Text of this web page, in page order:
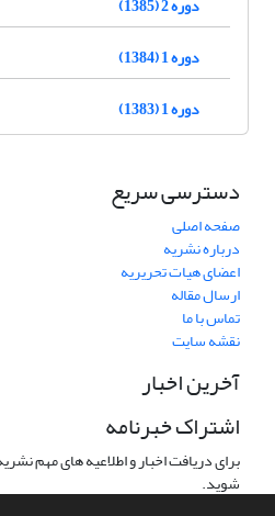
دوره 1 (1384)
دوره 1 (1383)
دسترسی سریع
صفحه اصلی
درباره نشریه
اعضای هیات تحریریه
ارسال مقاله
تماس با ما
نقشه سایت
آخرین اخبار
اشتراک خبرنامه
برای دریافت اخبار و اطلاعیه های مهم
شوید.